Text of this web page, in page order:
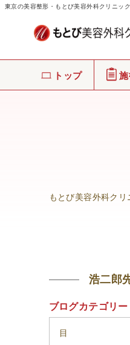
東京の美容整形・もとび美容外科クリニッ
トップ
もとび美容外科クリ
浩二郎
ブログカテゴリー
目